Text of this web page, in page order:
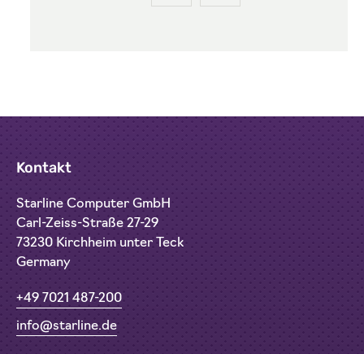
Kontakt
Starline Computer GmbH
Carl-Zeiss-Straße 27-29
73230 Kirchheim unter Teck
Germany
+49 7021 487-200
info@starline.de